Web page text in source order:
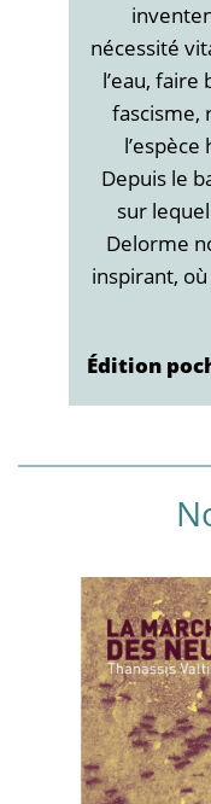
nécessité
l’eau,
fascisme,
Depuis le
sur
Delorme
inspirant, où
Édition